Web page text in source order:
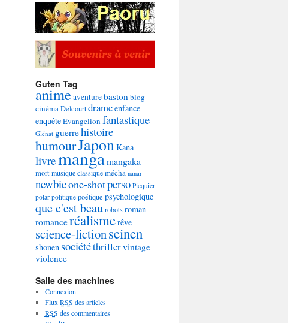
Guten Tag
animeaventurebaston blog
cinémaDelcourtdrameenfance
enquêteEvangelion fantastique
Glénat guerrehistoire
humourJapon Kana
livremangamangaka
mortmusique classiquemécha nanar
newbieone-shotperso Picquier
polar politique poétique psychologique
que c'est beaurobotsroman
romanceréalismerêve
science-fictionseinen
shonen sociététhrillervintage
violence
Salle des machines
Connexion
Flux RSS des articles
RSS des commentaires